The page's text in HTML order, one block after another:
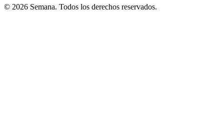
© 2026 Semana. Todos los derechos reservados.